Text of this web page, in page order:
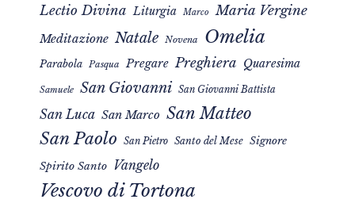
Lectio Divina Liturgia Marco Maria Vergine
Meditazione Natale Novena Omelia
Parabola Pasqua Pregare Preghiera Quaresima
Samuele San Giovanni San Giovanni Battista
San Luca San Marco San Matteo
San Paolo San Pietro Santo del Mese Signore
Spirito Santo Vangelo
Vescovo di Tortona